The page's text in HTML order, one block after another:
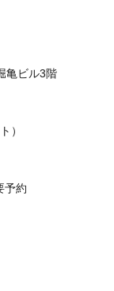
亀ビル3階
）
予約